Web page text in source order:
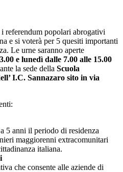
referendum popolari abrogativi
e si voterà per 5 quesiti importanti
Le urne saranno aperte
e lunedì dalle 7.00 alle 15.00
la sede della Scuola
I.C. Sannazaro sito in via
5 anni il periodo di residenza
maggiorenni extracomunitari
italiana.
che consente alle aziende di